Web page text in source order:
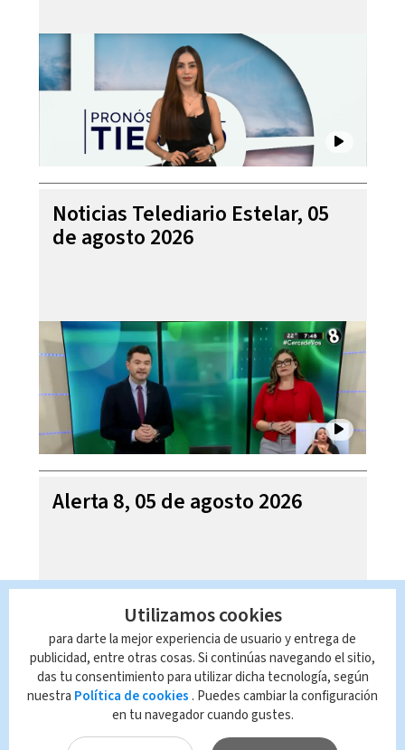
Noticias Telediario Estelar, 05
de agosto 2026
Alerta 8, 05 de agosto 2026
Utilizamos cookies
para darte la mejor experiencia de usuario y entrega de
publicidad, entre otras cosas. Si continúas navegando el sitio,
das tu consentimiento para utilizar dicha tecnología, según
nuestra Política de cookies . Puedes cambiar la configuración
en tu navegador cuando gustes.